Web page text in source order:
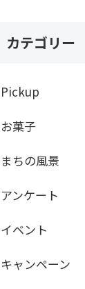
カテゴリー
Pickup
お菓子
まちの風景
アンケート
イベント
キャンペーン